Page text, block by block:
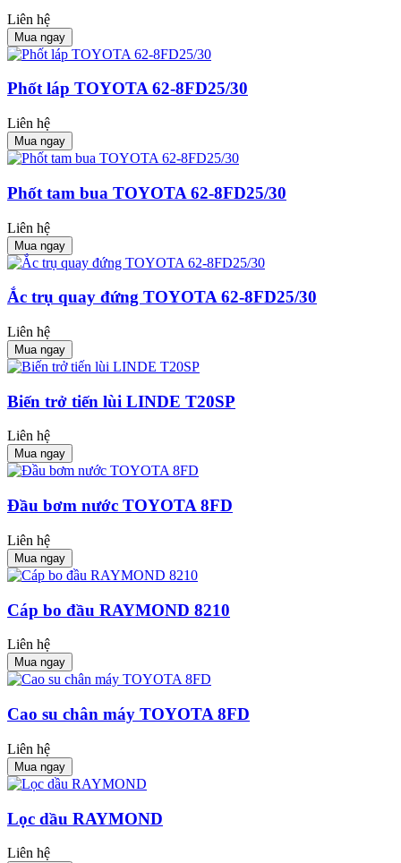
Liên hệ
Mua ngay
Phốt láp TOYOTA 62-8FD25/30
Liên hệ
Mua ngay
Phốt tam bua TOYOTA 62-8FD25/30
Liên hệ
Mua ngay
Ắc trụ quay đứng TOYOTA 62-8FD25/30
Liên hệ
Mua ngay
Biến trở tiến lùi LINDE T20SP
Liên hệ
Mua ngay
Đầu bơm nước TOYOTA 8FD
Liên hệ
Mua ngay
Cáp bo đầu RAYMOND 8210
Liên hệ
Mua ngay
Cao su chân máy TOYOTA 8FD
Liên hệ
Mua ngay
Lọc dầu RAYMOND
Liên hệ